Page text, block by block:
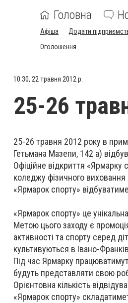
Головна
Афіша Додати
Оголошення
10:30, 22 травня 2012 р.
25-26
25-26 травня 2012 року в
Гетьмана Мазепи, 142 а)
Офіційне відкриття «Ярмарку
коледжу фізичного виховання
«Ярмарок спорту»
«Ярмарок спорту» це
Метою цього заходу є
активності та спорту серед
культивуються в Івано-
Під час Ярмарку
будуть представляти свою
Орієнтовна кількість
«Ярмарок спорту»